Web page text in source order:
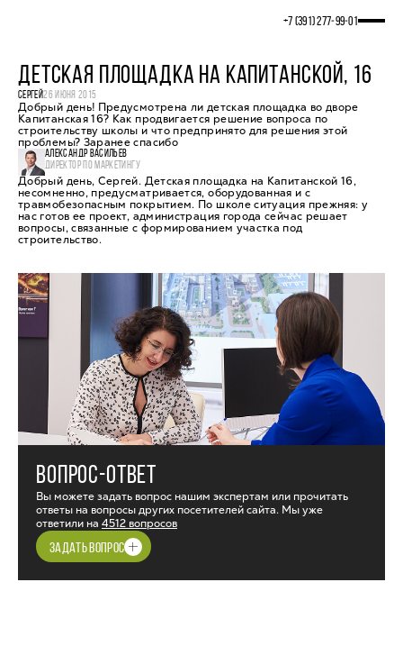
+7 (391) 277‒99‒01
ДЕТСКАЯ ПЛОЩАДКА НА КАПИТАНСКОЙ, 16
СЕРГЕЙ26 ИЮНЯ 2015
Добрый день! Предусмотрена ли детская площадка во дворе
Капитанская 16? Как продвигается решение вопроса по
строительству школы и что предпринято для решения этой
проблемы? Заранее спасибо
АЛЕКСАНДР ВАСИЛЬЕВ
ДИРЕКТОР ПО МАРКЕТИНГУ
Добрый день, Сергей. Детская площадка на Капитанской 16,
несомненно, предусматривается, оборудованная и с
травмобезопасным покрытием. По школе ситуация прежняя: у
нас готов ее проект, администрация города сейчас решает
вопросы, связанные с формированием участка под
строительство.
ВОПРОС-ОТВЕТ
Вы можете задать вопрос нашим экспертам или прочитать
ответы на вопросы других посетителей сайта. Мы уже
ответили на 4512 вопросов
ЗАДАТЬ ВОПРОС